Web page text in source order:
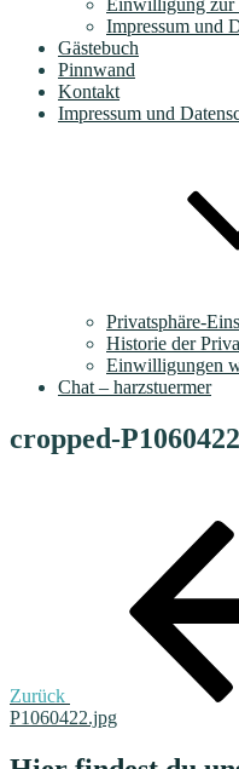
Einwilligung zur
Impressum und
Gästebuch
Pinnwand
Kontakt
Impressum und
Privatsphäre-
Historie der
Einwilligungen
Chat – harzstuermer
cropped-
Beitragsnavigation
Zurück
P1060422.jpg